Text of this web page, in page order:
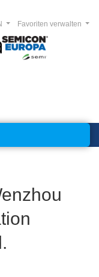
Favoriten verwalten